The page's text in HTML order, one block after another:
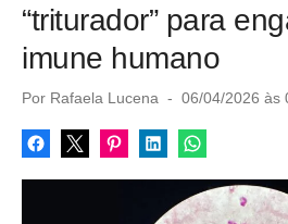
“triturador” para
imune humano
Por Rafaela Lucena
P
s
t
d
o
06/04/2026 às